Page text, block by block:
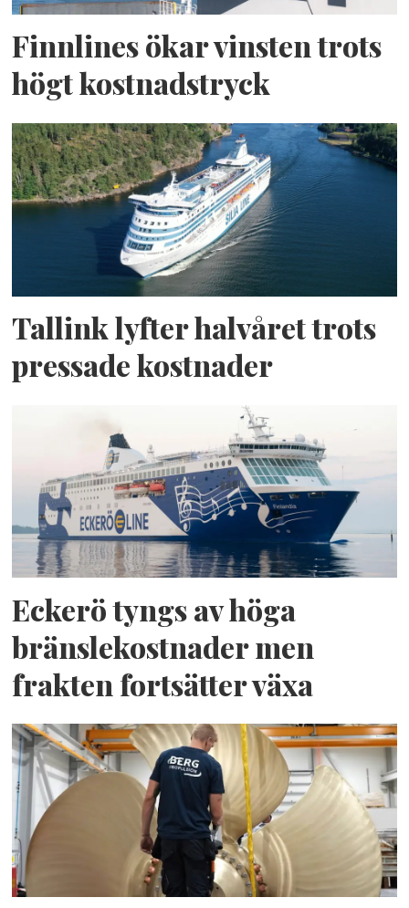
Finnlines ökar vinsten trots
högt kostnadstryck
Tallink lyfter halvåret trots
pressade kostnader
Eckerö tyngs av höga
bränslekostnader men
frakten fortsätter växa